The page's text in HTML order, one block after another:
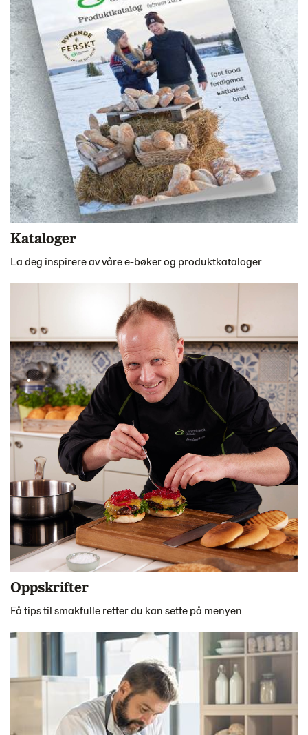
Kataloger
La deg inspirere av våre e-bøker og produktkataloger
Oppskrifter
Få tips til smakfulle retter du kan sette på menyen